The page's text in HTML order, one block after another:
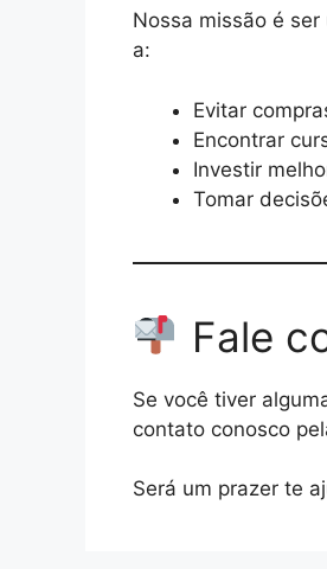
Nossa missão é ser
a:
Evitar
Encontrar
Investir
Tomar
Fale
Se você tiver
contato conosco
Será um prazer te